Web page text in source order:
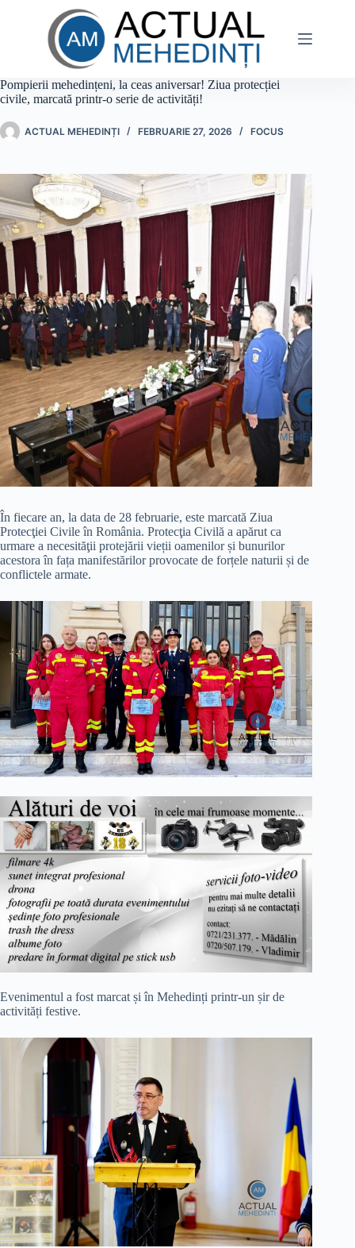
Pompierii mehedințeni, la ceas aniversar! Ziua protecției
civile, marcată printr-o serie de activități!
ACTUAL MEHEDINȚI FEBRUARIE 27, 2026 FOCUS
În fiecare an, la data de 28 februarie, este marcată Ziua
Protecţiei Civile în România. Protecţia Civilă a apărut ca
urmare a necesităţii protejării vieții oamenilor și bunurilor
acestora în fața manifestărilor provocate de forțele naturii și de
conflictele armate.
Evenimentul a fost marcat și în Mehedinți printr-un șir de
activități festive.